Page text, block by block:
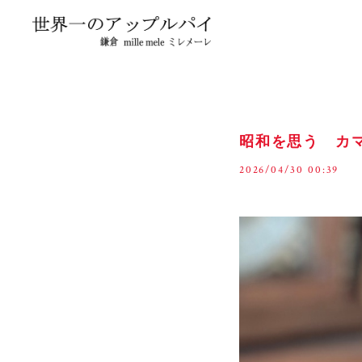
昭和を思う カ
2026/04/30 00:39